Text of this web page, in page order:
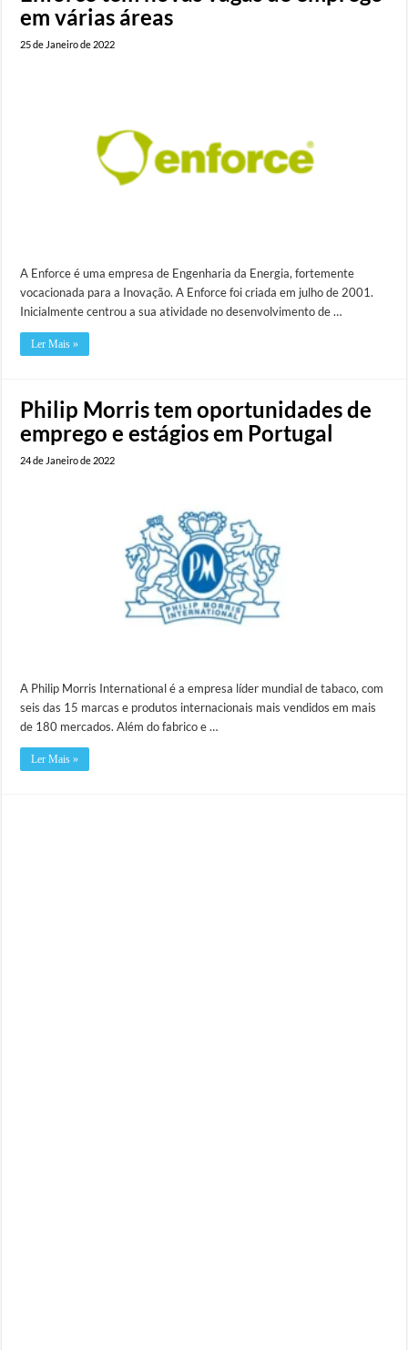
em várias áreas
25 de Janeiro de 2022
A Enforce é uma empresa de Engenharia da Energia, fortemente
vocacionada para a Inovação. A Enforce foi criada em julho de 2001.
Inicialmente centrou a sua atividade no desenvolvimento de …
Ler Mais »
Philip Morris tem oportunidades de
emprego e estágios em Portugal
24 de Janeiro de 2022
A Philip Morris International é a empresa líder mundial de tabaco, com
seis das 15 marcas e produtos internacionais mais vendidos em mais
de 180 mercados. Além do fabrico e …
Ler Mais »